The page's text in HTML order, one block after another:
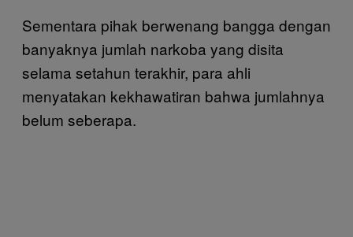
Sementara pihak berwenang bangga dengan
banyaknya jumlah narkoba yang disita
selama setahun terakhir, para ahli
menyatakan kekhawatiran bahwa jumlahnya
belum seberapa.